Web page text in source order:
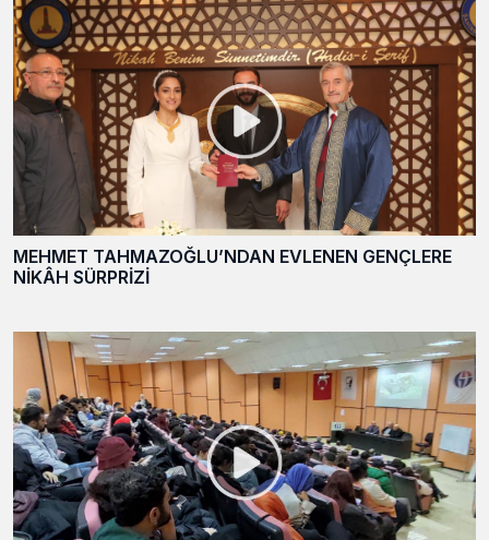
MEHMET TAHMAZOĞLU’NDAN EVLENEN GENÇLERE
NİKÂH SÜRPRİZİ